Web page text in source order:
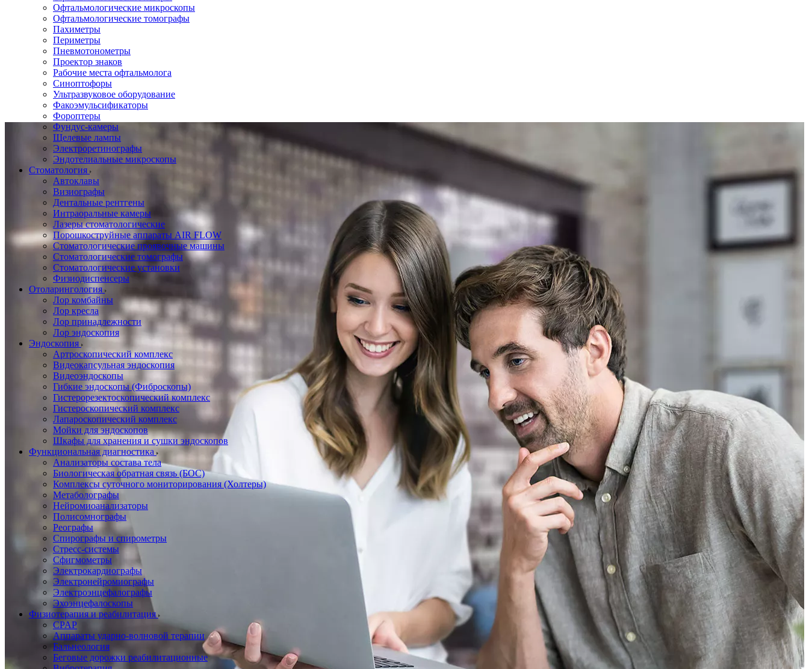
Офтальмологические микроскопы
Офтальмологические томографы
Пахиметры
Периметры
Пневмотонометры
Проектор знаков
Рабочие места офтальмолога
Синоптофоры
Ультразвуковое оборудование
Факоэмульсификаторы
Фороптеры
Фундус-камеры
Щелевые лампы
Электроретинографы
Эндотелиальные микроскопы
Стоматология
Автоклавы
Визиографы
Дентальные рентгены
Интраоральные камеры
Лазеры стоматологические
Порошкоструйные аппараты AIR FLOW
Стоматологические проявочные машины
Стоматологические томографы
Стоматологические установки
Физиодиспенсеры
Отоларингология
Лор комбайны
Лор кресла
Лор принадлежности
Лор эндоскопия
Эндоскопия
Артроскопический комплекс
Видеокапсульная эндоскопия
Видеоэндоскопы
Гибкие эндоскопы (Фиброcкопы)
Гистерорезектоскопический комплекс
Гистероскопический комплекс
Лапароскопический комплекс
Мойки для эндоскопов
Шкафы для хранения и сушки эндоскопов
Функциональная диагностика
Анализаторы состава тела
Биологическая обратная связь (БОС)
Комплексы суточного мониторирования (Холтеры)
Метаболографы
Нейромиоанализаторы
Полисомнографы
Реографы
Спирографы и спирометры
Стресс-системы
Сфигмометры
Электрокардиографы
Электронейромиографы
Электроэнцефалографы
Эхоэнцефалоскопы
Физиотерапия и реабилитация
CPAP
Аппараты ударно-волновой терапии
Бальнеология
Беговые дорожки реабилитационные